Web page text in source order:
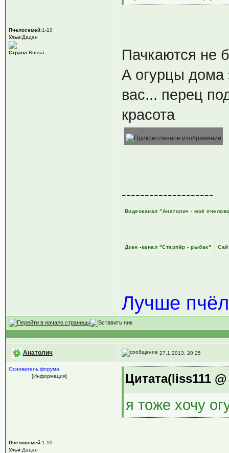
Пчелосемей:1-10
Ульи:Дадан
Страна:Russia
Пачкаются не
А огурцы дома
вас... перец
красота
--------------------
Видеоканал "Анатолич - моё
Дзен -канал "Старпёр - рыбак"
Лучше
Анатолич 27.1.2013, 20:25
Основатель форума
[Информация]
Пчелосемей:1-10
Ульи:Дадан
Цитата(liss111
я тоже хочу